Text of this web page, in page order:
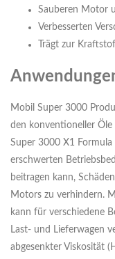
Sauberen Motor
Verbesserten
Trägt zur
Mobil Super 3000
den konventioneller
Super 3000 X1
erschwerten
beitragen kann,
Motors zu verhindern.
kann für verschiedene
Last- und Lieferwagen
abgesenkter Viskosität